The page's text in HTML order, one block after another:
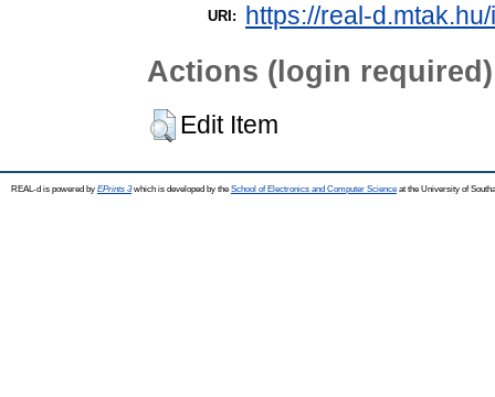
URI: https://real-
Actions (login required)
Edit Item
REAL-d is powered by EPrints 3which is developed by the School of Electronics and Computer Science at the University of